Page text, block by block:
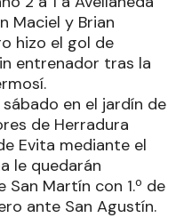
Maciel y Brian
hizo el gol de
entrenador tras la
en el jardín de
de Herradura
Evita mediante el
le quedarán
Martín con 1.º de
ante San Agustín.